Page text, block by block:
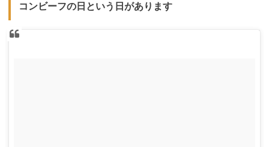
コンビーフの日という日があります